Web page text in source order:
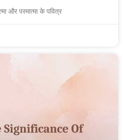
और परमात्मा के पवित्र